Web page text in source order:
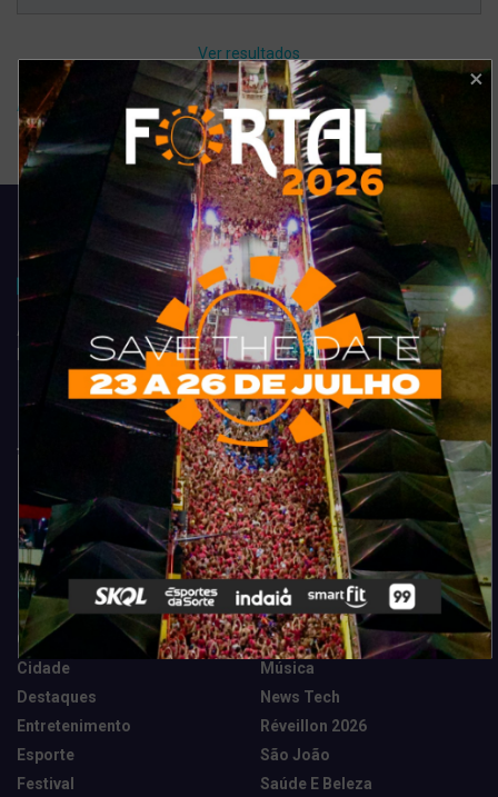
Ver resultados
Arquivo de enquete
Acompanhe todas as novidades do entretenimento na região de
Fortaleza. Dicas, promoções, coberturas exclusivas e muito mais.
Categorias
Camarote Vip Junino
Cidade
Destaques
Entretenimento
Esporte
Festival
Marketing E Negócios
Música
News Tech
Réveillon 2026
São João
Saúde E Beleza